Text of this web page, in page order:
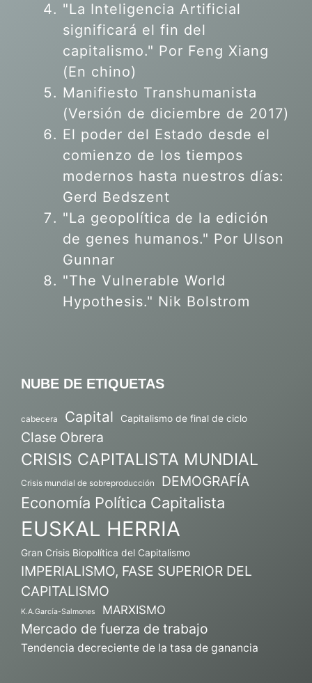
"La Inteligencia Artificial
significará el fin del
capitalismo." Por Feng Xiang
(En chino)
Manifiesto Transhumanista
(Versión de diciembre de 2017)
El poder del Estado desde el
comienzo de los tiempos
modernos hasta nuestros días:
Gerd Bedszent
"La geopolítica de la edición
de genes humanos." Por Ulson
Gunnar
"The Vulnerable World
Hypothesis." Nik Bolstrom
NUBE DE ETIQUETAS
cabecera Capital Capitalismo de final de ciclo
Clase Obrera
CRISIS CAPITALISTA MUNDIAL
Crisis mundial de sobreproducción DEMOGRAFÍA
Economía Política Capitalista
EUSKAL HERRIA
Gran Crisis Biopolítica del Capitalismo
IMPERIALISMO, FASE SUPERIOR DEL
CAPITALISMO
K.A.García-Salmones MARXISMO
Mercado de fuerza de trabajo
Tendencia decreciente de la tasa de ganancia